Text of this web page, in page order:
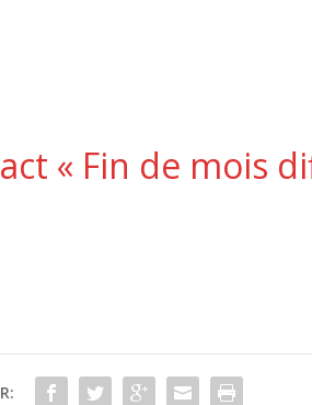
« Fin de mois